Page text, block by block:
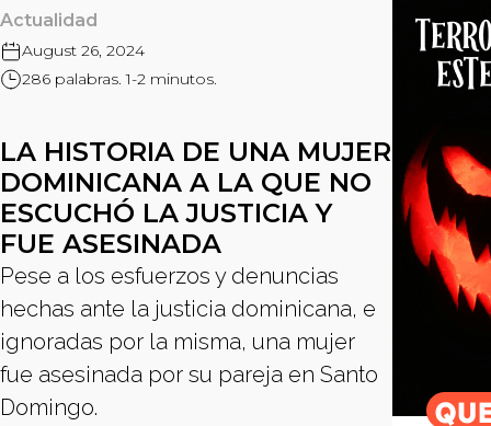
Actualidad
August 26, 2024
286 palabras. 1-2 minutos.
LA HISTORIA DE UNA MUJER
DOMINICANA A LA QUE NO
ESCUCHÓ LA JUSTICIA Y
FUE ASESINADA
Pese a los esfuerzos y denuncias
hechas ante la justicia dominicana, e
ignoradas por la misma, una mujer
fue asesinada por su pareja en Santo
Domingo.